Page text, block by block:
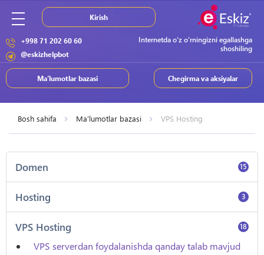
Internetda o‘z o‘rningizni egallashga
shoshiling
+998 71 202 60 60
@eskizhelpbot
Chegirma va aksiyalar
Ma’lumotlar bazasi
Kirish
Bosh sahifa Ma’lumotlar bazasi VPS Hosting
Domen 15
Hosting 3
VPS Hosting 18
VPS serverdan foydalanishda qanday talab mavjud